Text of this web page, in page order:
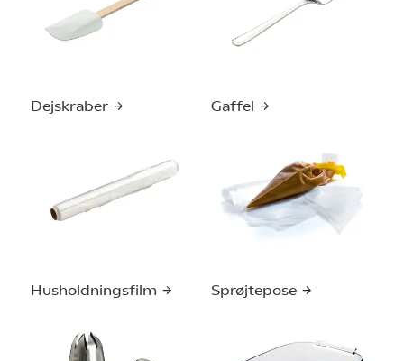
Dejskraber Gaffel
Husholdningsfilm Sprøjtepose